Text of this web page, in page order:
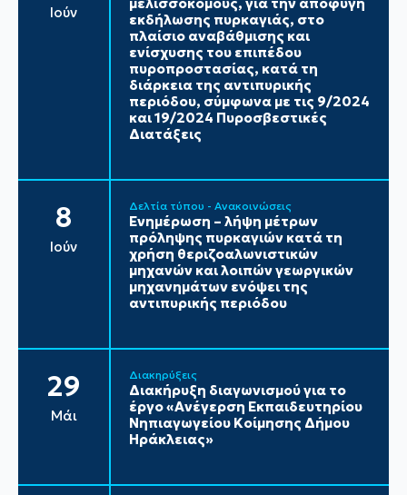
Ιούν
μελισσοκόμους, για την αποφυγή
εκδήλωσης πυρκαγιάς, στο
πλαίσιο αναβάθμισης και
ενίσχυσης του επιπέδου
πυροπροστασίας, κατά τη
διάρκεια της αντιπυρικής
περιόδου, σύμφωνα με τις 9/2024
και 19/2024 Πυροσβεστικές
Διατάξεις
8
Ιούν
Δελτία τύπου - Ανακοινώσεις
Ενημέρωση – λήψη μέτρων
πρόληψης πυρκαγιών κατά τη
χρήση θεριζοαλωνιστικών
μηχανών και λοιπών γεωργικών
μηχανημάτων ενόψει της
αντιπυρικής περιόδου
29
Μάι
Διακηρύξεις
Διακήρυξη διαγωνισμού για το
έργο «Ανέγερση Εκπαιδευτηρίου
Νηπιαγωγείου Κοίμησης Δήμου
Ηράκλειας»